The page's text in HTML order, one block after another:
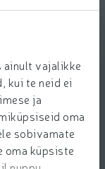
ainult vajalikke
kui te neid ei
ja
oma
sobivamate
oma küpsiste